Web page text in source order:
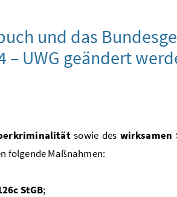
und das
UWG geändert
sowie des wirksamen
folgende Maßnahmen:
StGB;